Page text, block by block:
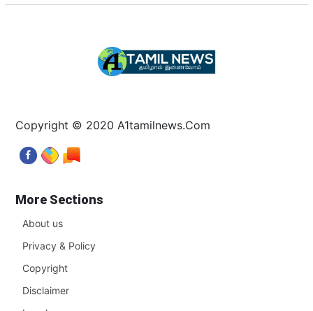
Copyright © 2020 A1tamilnews.Com
More Sections
About us
Privacy & Policy
Copyright
Disclaimer